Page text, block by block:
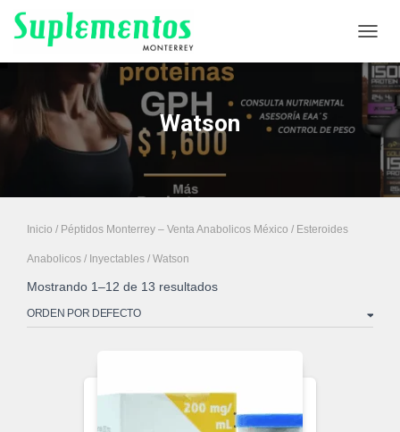
Watson
Inicio / Péptidos Monterrey – Venta Anabolicos México / Esteroides
Anabolicos / Inyectables / Watson
Mostrando 1–12 de 13 resultados